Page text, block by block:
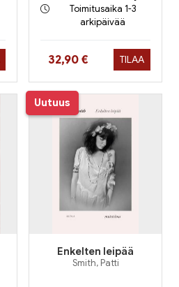
Toimitusaika 1-3
arkipäivää
Hinta nyt
32,90 € TILAA
Uutuus
Enkelten leipää
Smith, Patti